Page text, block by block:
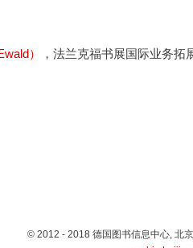
）
，法兰克福书展国际业务拓
© 2012 - 2018 德国图书信息中心, 北